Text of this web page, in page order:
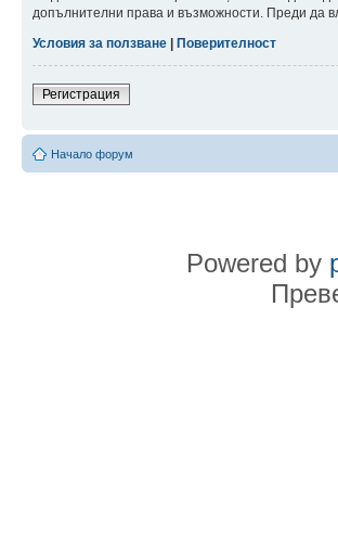
допълнителни права и възможности. Преди да
Условия за ползване
Поверителност
Регистрация
Начало форум
Powered by